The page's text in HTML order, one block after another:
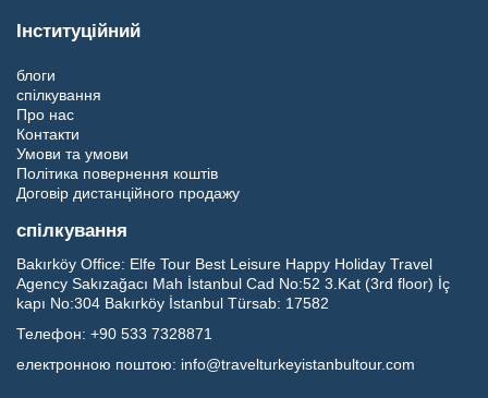
Інституційний
блоги
спілкування
Про нас
Контакти
Умови та умови
Політика повернення коштів
Договір дистанційного продажу
спілкування
Bakırköy Office: Elfe Tour Best Leisure Happy Holiday Travel
Agency Sakızağacı Mah İstanbul Cad No:52 3.Kat (3rd floor) İç
kapı No:304 Bakırköy İstanbul Türsab: 17582
Телефон: +90 533 7328871
електронною поштою: info@travelturkeyistanbultour.com